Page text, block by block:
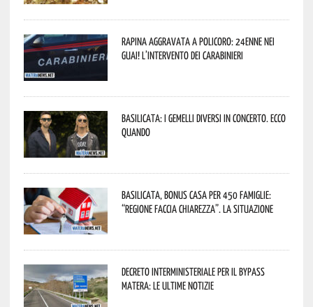
Rapina aggravata a Policoro: 24enne nei
guai! L’intervento dei Carabinieri
Basilicata: i Gemelli DiVersi in concerto. Ecco
quando
Basilicata, Bonus casa per 450 famiglie:
“Regione faccia chiarezza”. La situazione
Decreto interministeriale per il Bypass
Matera: le ultime notizie